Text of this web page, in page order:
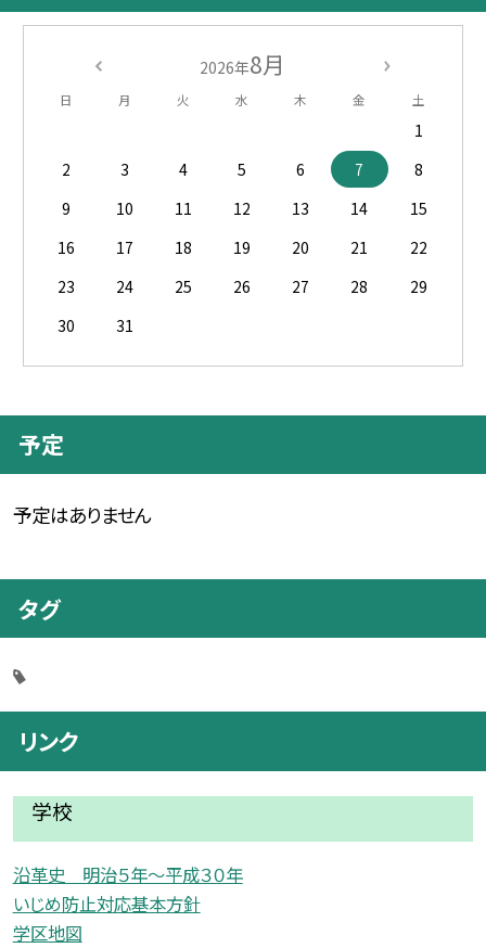
2026年8月
日 月 火 水 木 金 土
1
2
3 4 5 6 7
8
9
10 11 12 13 14
15
16
17 18 19 20 21
22
23
24 25 26 27 28
29
30
31
予定
予定はありません
タグ
リンク
学校
沿革史 明治５年〜平成３０年
いじめ防止対応基本方針
学区地図